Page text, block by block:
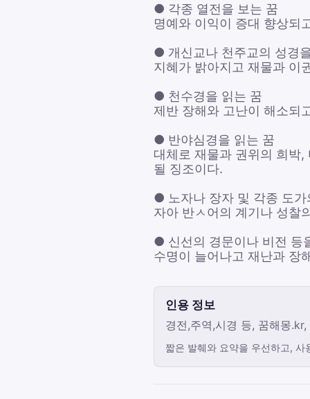
● 각종 열전을 보는 꿈
명예와 이익이 증대 향상되
● 개신교나 천주교의 성경
지혜가 밝아지고 재물과 이
● 천수경을 읽는 꿈
제반 장해와 고난이 해소되
● 반야심경을 읽는 꿈
대체로 재물과 권위의 희박
될 징조이다.
● 노자나 장자 및 각종 도가
자아 반ㅅ어의 계기나 성찰
● 신선의 경문이나 비전 등
수명이 늘어나고 재난과 장
인용 정보
경전,주역,시경 등, 꿈해몽.kr,
짧은 발췌와 요약을 우선하고,